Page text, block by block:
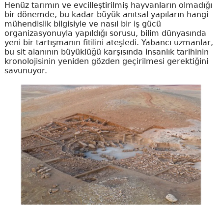
Henüz tarımın ve evcilleştirilmiş hayvanların olmadığı
bir dönemde, bu kadar büyük anıtsal yapıların hangi
mühendislik bilgisiyle ve nasıl bir iş gücü
organizasyonuyla yapıldığı sorusu, bilim dünyasında
yeni bir tartışmanın fitilini ateşledi. Yabancı uzmanlar,
bu sit alanının büyüklüğü karşısında insanlık tarihinin
kronolojisinin yeniden gözden geçirilmesi gerektiğini
savunuyor.